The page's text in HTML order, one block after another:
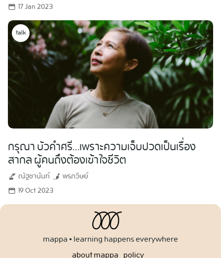
17 Jan 2023
talk
กรุณา บัวคำศรี…เพราะความเจ็บปวดเป็นเรื่อง
สากล ผู้คนถึงต้องเข้าใจชีวิต
ณัฐชานันท์
พรภวิษย์
19 Oct 2023
mappa • learning happens everywhere